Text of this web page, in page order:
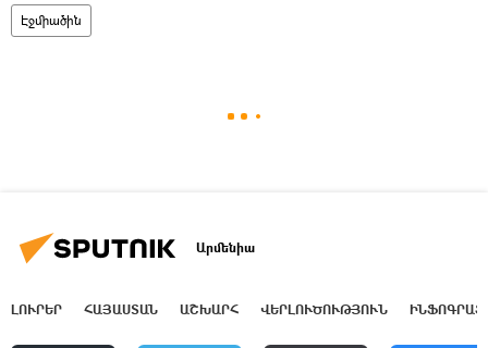
Էջմիածին
Արմենիա
ԼՈՒՐԵՐ ՀԱՅԱՍՏԱՆ ԱՇԽԱՐՀ ՎԵՐԼՈՒԾՈՒԹՅՈՒՆ